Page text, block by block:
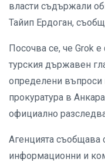
власти съдържали
Тайип Ердоган,
Посочва се, че Grok
турския държавен
определени въпроси
прокуратура в
официално
Агенцията съобщава
информационни и